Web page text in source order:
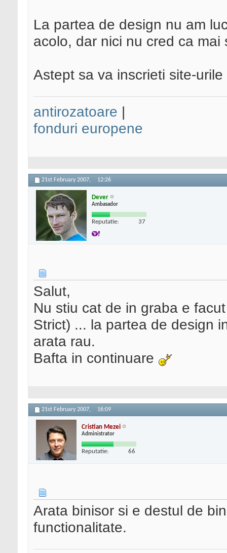
La partea de design nu am
acolo, dar nici nu cred ca mai
Astept sa va inscrieti site-
antirozatoare |
fonduri europene
21st February 2007, 12:26
Dever
Ambasador
Reputatie: 37
Salut,
Nu stiu cat de in graba e
Strict) ... la partea de design
arata rau.
Bafta in continuare
21st February 2007, 16:09
Cristian Mezei
Administrator
Reputatie: 66
Arata binisor si e destul de
functionalitate.